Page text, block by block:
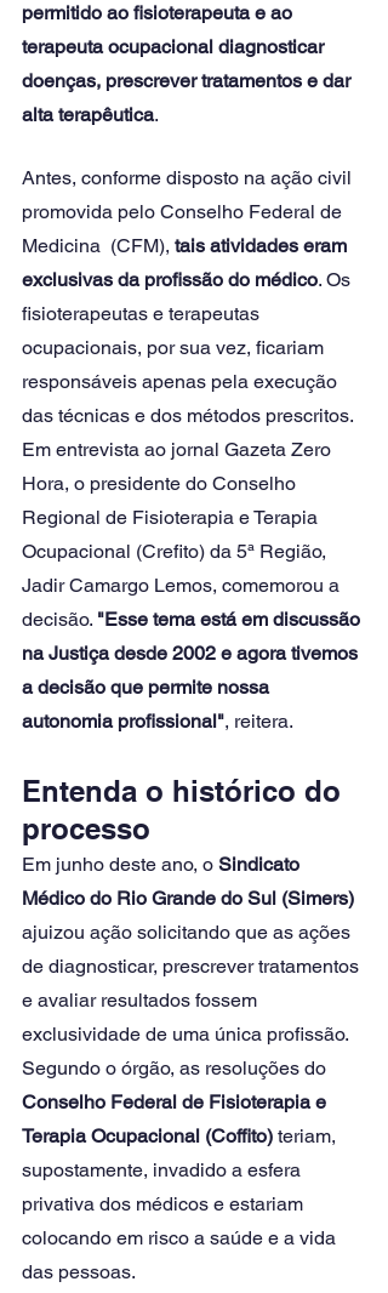
permitido ao fisioterapeuta e ao
terapeuta ocupacional diagnosticar
doenças, prescrever tratamentos e dar
alta terapêutica.
Antes, conforme disposto na ação civil
promovida pelo Conselho Federal de
Medicina  (CFM), tais atividades eram
exclusivas da profissão do médico. Os
fisioterapeutas e terapeutas
ocupacionais, por sua vez, ficariam
responsáveis apenas pela execução
das técnicas e dos métodos prescritos.
Em entrevista ao jornal Gazeta Zero
Hora, o presidente do Conselho
Regional de Fisioterapia e Terapia
Ocupacional (Crefito) da 5ª Região,
Jadir Camargo Lemos, comemorou a
decisão. "Esse tema está em discussão
na Justiça desde 2002 e agora tivemos
a decisão que permite nossa
autonomia profissional", reitera.
Entenda o histórico do
processo
Em junho deste ano, o Sindicato
Médico do Rio Grande do Sul (Simers)
ajuizou ação solicitando que as ações
de diagnosticar, prescrever tratamentos
e avaliar resultados fossem
exclusividade de uma única profissão.
Segundo o órgão, as resoluções do
Conselho Federal de Fisioterapia e
Terapia Ocupacional (Coffito) teriam,
supostamente, invadido a esfera
privativa dos médicos e estariam
colocando em risco a saúde e a vida
das pessoas.